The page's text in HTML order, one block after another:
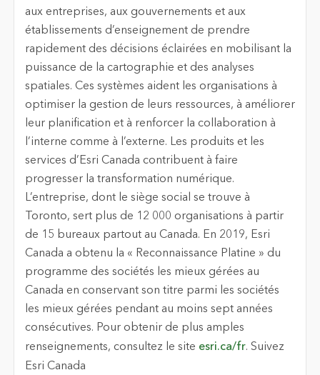
aux entreprises, aux gouvernements et aux
établissements d’enseignement de prendre
rapidement des décisions éclairées en mobilisant la
puissance de la cartographie et des analyses
spatiales. Ces systèmes aident les organisations à
optimiser la gestion de leurs ressources, à améliorer
leur planification et à renforcer la collaboration à
l’interne comme à l’externe. Les produits et les
services d’Esri Canada contribuent à faire
progresser la transformation numérique.
L’entreprise, dont le siège social se trouve à
Toronto, sert plus de 12 000 organisations à partir
de 15 bureaux partout au Canada. En 2019, Esri
Canada a obtenu la « Reconnaissance Platine » du
programme des sociétés les mieux gérées au
Canada en conservant son titre parmi les sociétés
les mieux gérées pendant au moins sept années
consécutives. Pour obtenir de plus amples
renseignements, consultez le site esri.ca/fr. Suivez
Esri Canada